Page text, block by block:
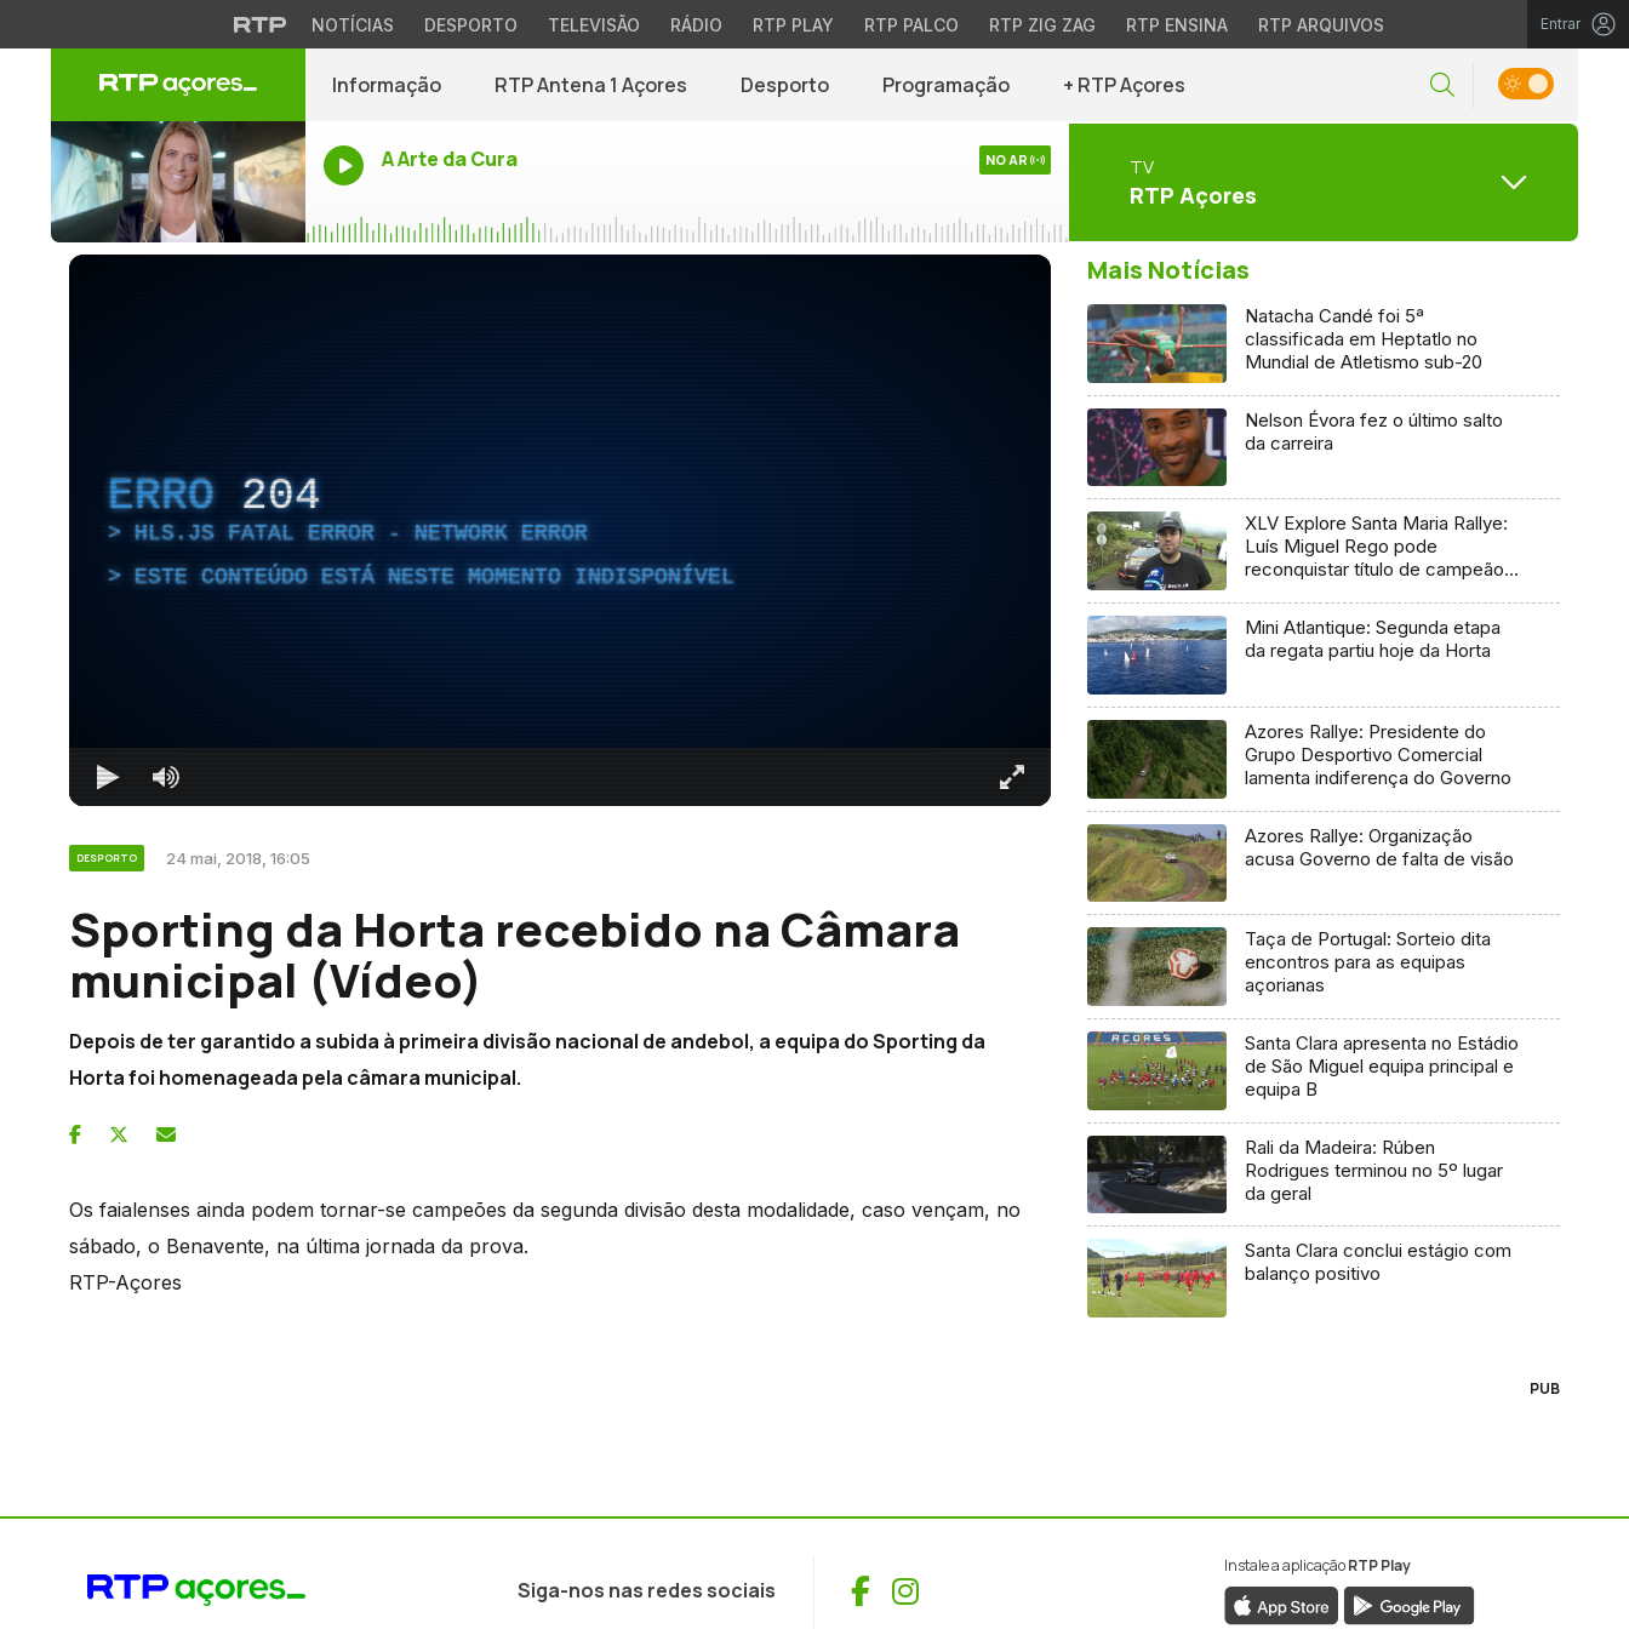
NOTÍCIAS DESPORTO TELEVISÃO RÁDIO RTP PLAY RTP PALCO RTP ZIG ZAG RTP ENSINA RTP ARQUIVOS Entrar
Informação RTP Antena 1 Açores Desporto Programação + RTP Açores
A Arte da Cura NO AR TV
RTP Açores
ERRO 204
HLS.JS FATAL ERROR - NETWORK ERROR
ESTE CONTEÚDO ESTÁ NESTE MOMENTO INDISPONÍVEL
DESPORTO 24 mai, 2018, 16:05
Sporting da Horta recebido na Câmara
municipal (Vídeo)
Depois de ter garantido a subida à primeira divisão nacional de andebol, a equipa do Sporting da
Horta foi homenageada pela câmara municipal.
Os faialenses ainda podem tornar-se campeões da segunda divisão desta modalidade, caso vençam, no
sábado, o Benavente, na última jornada da prova.
RTP-Açores
Mais Notícias
Natacha Candé foi 5ª
classificada em Heptatlo no
Mundial de Atletismo sub-20
Nelson Évora fez o último salto
da carreira
XLV Explore Santa Maria Rallye:
Luís Miguel Rego pode
reconquistar título de campeão
Mini Atlantique: Segunda etapa
da regata partiu hoje da Horta
Azores Rallye: Presidente do
Grupo Desportivo Comercial
lamenta indiferença do Governo
Azores Rallye: Organização
acusa Governo de falta de visão
Taça de Portugal: Sorteio dita
encontros para as equipas
açorianas
Santa Clara apresenta no Estádio
de São Miguel equipa principal e
equipa B
Rali da Madeira: Rúben
Rodrigues terminou no 5º lugar
da geral
Santa Clara conclui estágio com
balanço positivo
PUB
Siga-nos nas redes sociais Facebook
Instagram
Instale a aplicaçãoRTP Play